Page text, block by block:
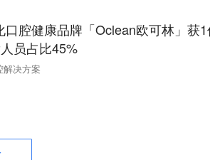
口腔健康品牌「Oclean欧可林」获
员占比45%
解决方案